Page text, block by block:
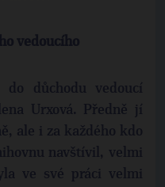
vedoucího
do důchodu vedoucí
Urxová. Předně jí
ale i za každého kdo
navštívil, velmi
ve své práci velmi